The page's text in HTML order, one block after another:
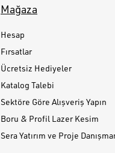
Mağaza
Hesap
Fırsatlar
Ücretsiz Hediyeler
Katalog Talebi
Sektöre Göre Alışveriş Yapın
Boru & Profil Lazer Kesim
Sera Yatırım ve Proje